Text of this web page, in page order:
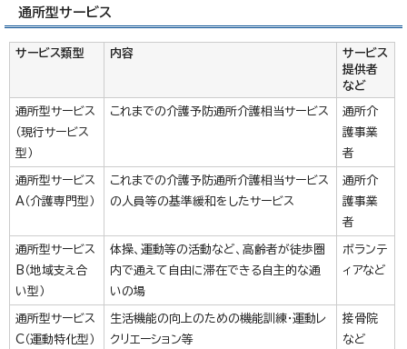
通所型サービス
サービス類型 内容
サービス
提供者
など
通所型サービス
（現行サービス
型）
これまでの介護予防通所介護相当サービス
通所介
護事業
者
通所型サービス
A（介護専門型）
これまでの介護予防通所介護相当サービス
の人員等の基準緩和をしたサービス
通所介
護事業
者
通所型サービス
B（地域支え合
い型）
体操、運動等の活動など、高齢者が徒歩圏
内で通えて自由に滞在できる自主的な通
いの場
ボランテ
ィアなど
通所型サービス
C（運動特化型）
生活機能の向上のための機能訓練・運動レ
クリエーション等
接骨院
など